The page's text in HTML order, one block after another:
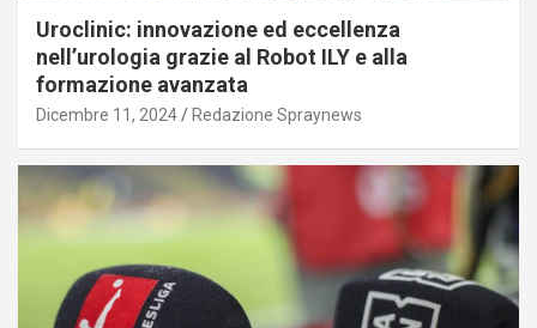
Uroclinic: innovazione ed eccellenza
nell’urologia grazie al Robot ILY e alla
formazione avanzata
Dicembre 11, 2024 Redazione Spraynews